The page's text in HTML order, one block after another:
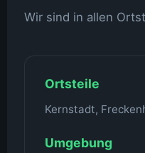
Wir sind in allen
Ortsteile
Kernstadt,
Umgebung